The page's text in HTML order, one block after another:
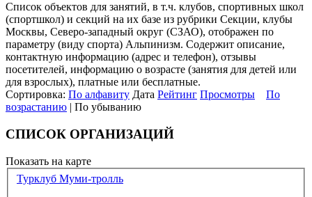
Список объектов для занятий, в т.ч. клубов, спортивных школ
(спортшкол) и секций на их базе из рубрики Секции, клубы
Москвы, Северо-западный округ (СЗАО), отображен по
параметру (виду спорта) Альпинизм. Содержит описание,
контактную информацию (адрес и телефон), отзывы
посетителей, информацию о возрасте (занятия для детей или
для взрослых), платные или бесплатные.
Сортировка: По алфавиту Дата Рейтинг Просмотры
По
возрастанию | По убыванию
СПИСОК ОРГАНИЗАЦИЙ
Показать на карте
Турклуб Муми-тролль